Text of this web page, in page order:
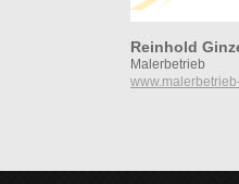
Reinhold
Malerbetrieb